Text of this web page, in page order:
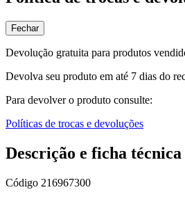
Fechar
Devolução gratuita para produtos
Devolva seu produto em até 7 dias do
Para devolver o produto consulte:
Políticas de trocas e devoluções
Descrição e ficha técnica
Código 216967300